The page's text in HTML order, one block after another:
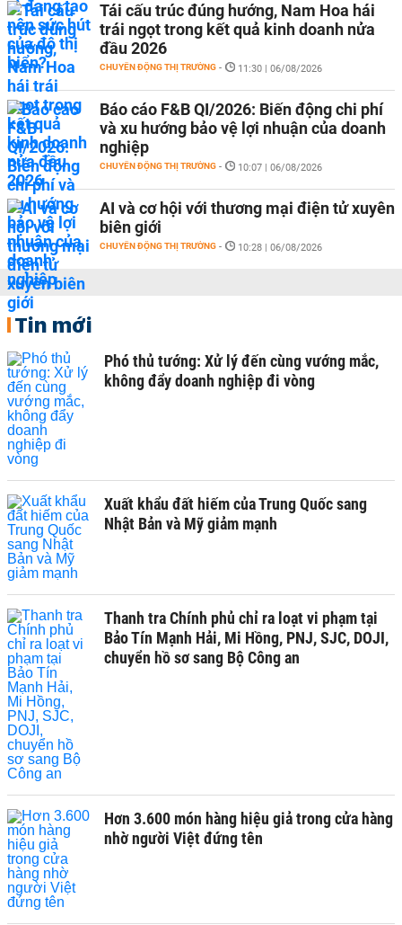
Tái cấu trúc đúng hướng, Nam Hoa hái
trái ngọt trong kết quả kinh doanh nửa
đầu 2026
CHUYỂN ĐỘNG THỊ TRƯỜNG - 11:30 | 06/08/2026
Báo cáo F&B QI/2026: Biến động chi phí
và xu hướng bảo vệ lợi nhuận của doanh
nghiệp
CHUYỂN ĐỘNG THỊ TRƯỜNG - 10:07 | 06/08/2026
AI và cơ hội với thương mại điện tử xuyên
biên giới
CHUYỂN ĐỘNG THỊ TRƯỜNG - 10:28 | 06/08/2026
Tin mới
Phó thủ tướng: Xử lý đến cùng vướng mắc,
không đẩy doanh nghiệp đi vòng
Xuất khẩu đất hiếm của Trung Quốc sang
Nhật Bản và Mỹ giảm mạnh
Thanh tra Chính phủ chỉ ra loạt vi phạm tại
Bảo Tín Mạnh Hải, Mi Hồng, PNJ, SJC, DOJI,
chuyển hồ sơ sang Bộ Công an
Hơn 3.600 món hàng hiệu giả trong cửa hàng
nhờ người Việt đứng tên